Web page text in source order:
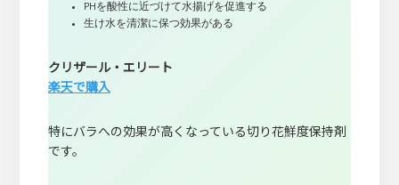
PHを酸性に近づけて水揚げを促進する
生け水を清潔に保つ効果がある
クリザール・エリート
楽天で購入
特にバラへの効果が高くなっている切り花鮮度保持剤
です。